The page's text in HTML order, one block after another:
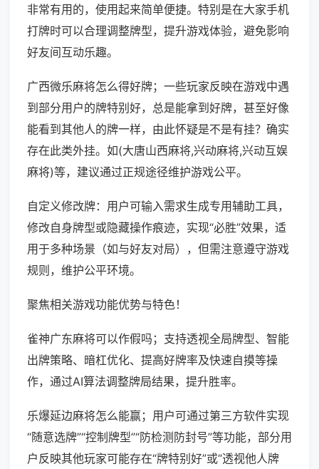
非常有用的，使用起来简单便捷。特别是在大家手机
打牌时可以合理调整牌型，提升游戏体验，避免影响
好友间互动乐趣。
广西微乐麻将怎么得好牌；一些玩家反映在游戏中遇
到部分用户的牌特别好，总是能拿到好牌，甚至好像
能看到其他人的牌一样，由此怀疑是不是有挂？确实
存在此类外挂。如(大唐山西麻将,兴动麻将,兴动互娱
麻将)等，建议通过正规途径维护游戏公平。
自定义修改牌：用户可输入需求生成专用辅助工具，
修改自身牌型或隐藏操作痕迹，实现“必胜”效果，适
用于多种场景（如与好友对局），但需注意遵守游戏
规则，维护公平环境。
聚焦相关游戏功能优势与特色！
雀神广东麻将可以作假吗；支持透视全局牌型、智能
出牌策略、暗杠优化、提高好牌率及快速自摸等操
作，通过AI算法调整牌局结果，提升胜率。
乐爆延边麻将怎么能赢；用户可通过第三方软件实现
“随意选牌”“控制牌型”“防检测防封号”等功能，部分用
户反映其他玩家可能存在“牌特别好”或“透视他人牌